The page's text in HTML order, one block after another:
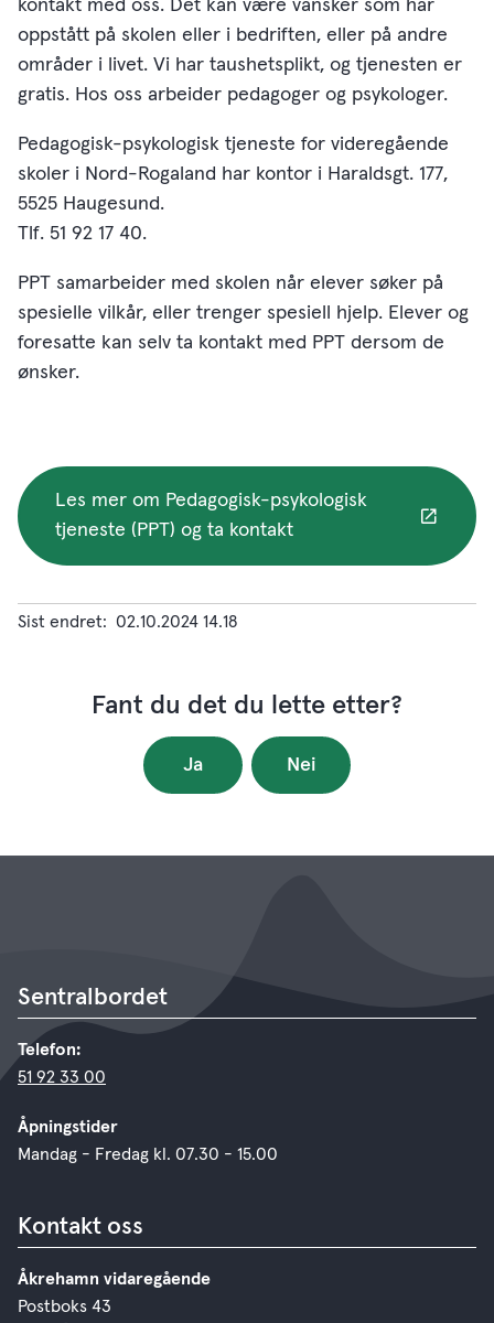
kontakt med oss. Det kan være vansker som har
oppstått på skolen eller i bedriften, eller på andre
områder i livet. Vi har taushetsplikt, og tjenesten er
gratis. Hos oss arbeider pedagoger og psykologer.
Pedagogisk-psykologisk tjeneste for videregående
skoler i Nord-Rogaland har kontor i Haraldsgt. 177,
5525 Haugesund.
Tlf. 51 92 17 40.
PPT samarbeider med skolen når elever søker på
spesielle vilkår, eller trenger spesiell hjelp. Elever og
foresatte kan selv ta kontakt med PPT dersom de
ønsker.
Les mer om Pedagogisk-psykologisk
tjeneste (PPT) og ta kontakt
Sist endret 02.10.2024 14.18
Fant du det du lette etter?
Ja Nei
Sentralbordet
Telefon:
51 92 33 00
Åpningstider
Mandag - Fredag kl. 07.30 - 15.00
Kontakt oss
Åkrehamn vidaregående
Postboks 43